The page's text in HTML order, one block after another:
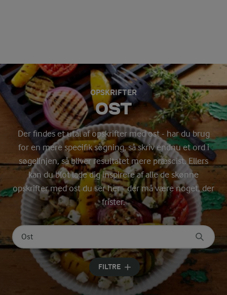
OPSKRIFTER
OST
Der findes et utal af opskrifter med ost - har du brug
for en mere specifik søgning, så skriv endnu et ord i
søgelinjen, så bliver resultatet mere præscist. Ellers
kan du blot lade dig inspirere af alle de skønne
opskrifter med ost du ser her - der må være noget, der
frister.
Søg på kategori
Indtast søgeord for at søge
FILTRE